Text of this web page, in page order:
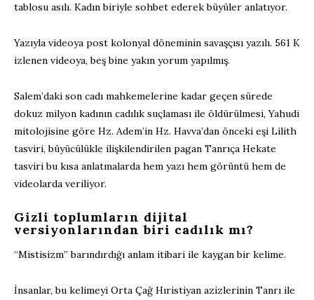
tablosu asılı. Kadın biriyle sohbet ederek büyüler anlatıyor.
Yazıyla videoya post kolonyal döneminin savaşçısı yazılı. 561 K
izlenen videoya, beş bine yakın yorum yapılmış.
Salem’daki son cadı mahkemelerine kadar geçen sürede
dokuz milyon kadının cadılık suçlaması ile öldürülmesi, Yahudi
mitolojisine göre Hz. Adem’in Hz. Havva’dan önceki eşi Lilith
tasviri, büyücülükle ilişkilendirilen pagan Tanrıça Hekate
tasviri bu kısa anlatmalarda hem yazı hem görüntü hem de
videolarda veriliyor.
Gizli toplumların dijital
versiyonlarından biri cadılık mı?
“Mistisizm” barındırdığı anlam itibari ile kaygan bir kelime.
İnsanlar, bu kelimeyi Orta Çağ Hıristiyan azizlerinin Tanrı ile